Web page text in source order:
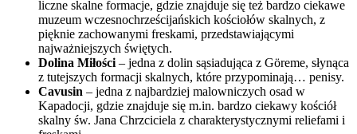
liczne skalne formacje, gdzie znajduje się też bardzo ciekawe
muzeum wczesnochrześcijańskich kościołów skalnych, z
pięknie zachowanymi freskami, przedstawiającymi
najważniejszych świętych.
Dolina Miłości – jedna z dolin sąsiadująca z Göreme, słynąca
z tutejszych formacji skalnych, które przypominają… penisy.
Cavusin – jedna z najbardziej malowniczych osad w
Kapadocji, gdzie znajduje się m.in. bardzo ciekawy kościół
skalny św. Jana Chrzciciela z charakterystycznymi reliefami i